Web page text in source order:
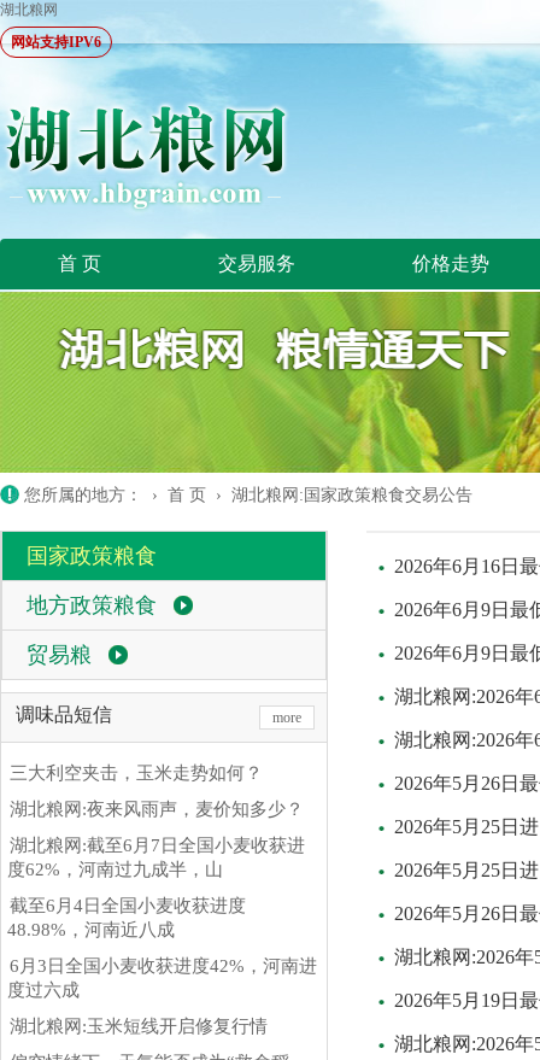
湖北粮网
网站支持IPV6
首 页 交易服务 价格走势
您所属的地方： › 首 页 › 湖北粮网:国家政策粮食交易公告
国家政策粮食
地方政策粮食
贸易粮
调味品短信 more
三大利空夹击，玉米走势如何？
湖北粮网:夜来风雨声，麦价知多少？
湖北粮网:截至6月7日全国小麦收获进
度62%，河南过九成半，山
截至6月4日全国小麦收获进度
48.98%，河南近八成
6月3日全国小麦收获进度42%，河南进
度过六成
湖北粮网:玉米短线开启修复行情
2026年6月16日
2026年6月9日
2026年6月9日
湖北粮网:2026
湖北粮网:2026
2026年5月26日
2026年5月25日
2026年5月25日
2026年5月26日
湖北粮网:2026
2026年5月19日
湖北粮网:2026